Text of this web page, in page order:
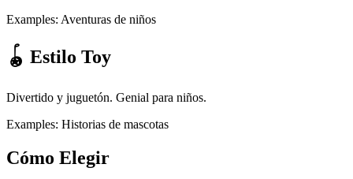
Examples: Aventuras de niños
🪀 Estilo Toy
Divertido y juguetón. Genial para niños.
Examples: Historias de mascotas
Cómo Elegir